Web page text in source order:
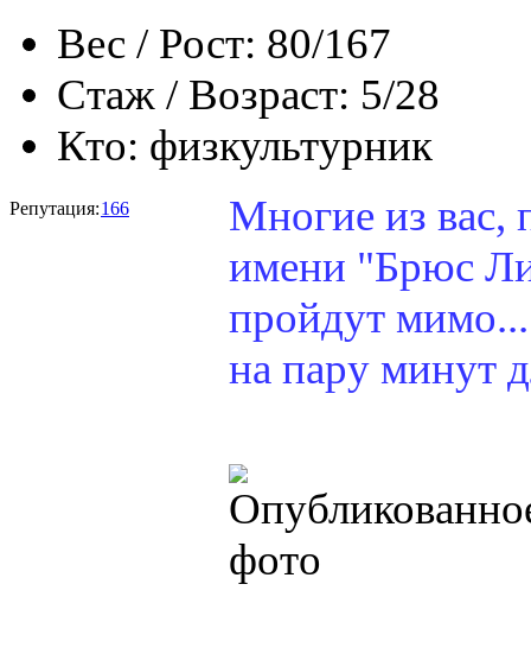
Вес / Рост: 80/167
Стаж / Возраст: 5/28
Кто: физкультурник
Репутация:166
Многие из вас,
имени "Брюс
пройдут мимо...
на пару минут